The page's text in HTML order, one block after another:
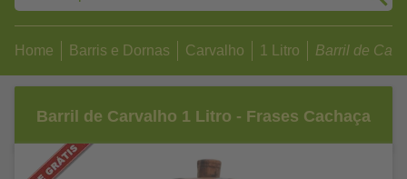
Home Barris e Dornas Carvalho 1 Litro Barril de
Barril de Carvalho 1 Litro - Frases Cachaça